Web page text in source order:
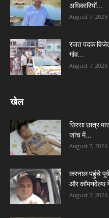
अधिकारियों...
August 7, 2026
रजत पदक
गांव...
August 7, 2026
खेल
सिरसा छात्र
जांच में...
August 7, 2026
करनाल पहुंचे
और कॉमनवेल्थ
August 7, 2026